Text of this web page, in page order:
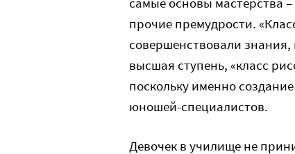
прочие премудрости.
совершенствовали знания,
высшая ступень, «класс
поскольку именно
юношей-специалистов.
Девочек в училище не